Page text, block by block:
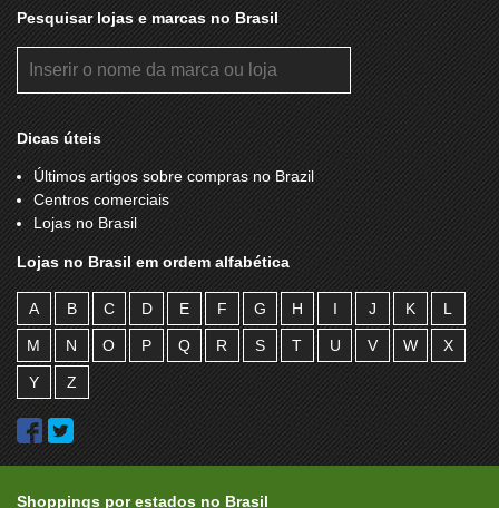
Pesquisar lojas e marcas no Brasil
Dicas úteis
Últimos artigos sobre compras no Brazil
Centros comerciais
Lojas no Brasil
Lojas no Brasil em ordem alfabética
A B C D E F G H I J K L
M N O P Q R S T U V W X
Y Z
Shoppings por estados no Brasil